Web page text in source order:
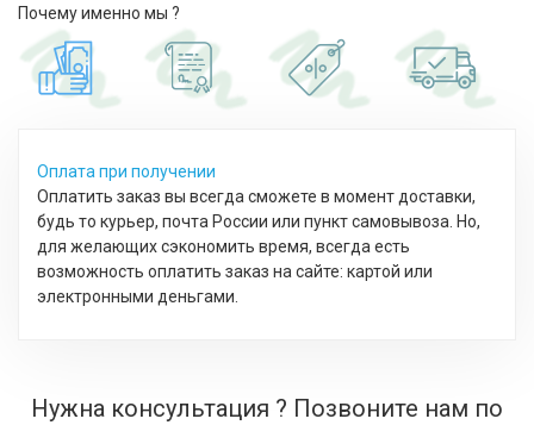
Почему именно мы ?
Оплата при получении
Оплатить заказ вы всегда сможете в момент доставки,
будь то курьер, почта России или пункт самовывоза. Но,
для желающих сэкономить время, всегда есть
возможность оплатить заказ на сайте: картой или
электронными деньгами.
Нужна консультация ? Позвоните нам по